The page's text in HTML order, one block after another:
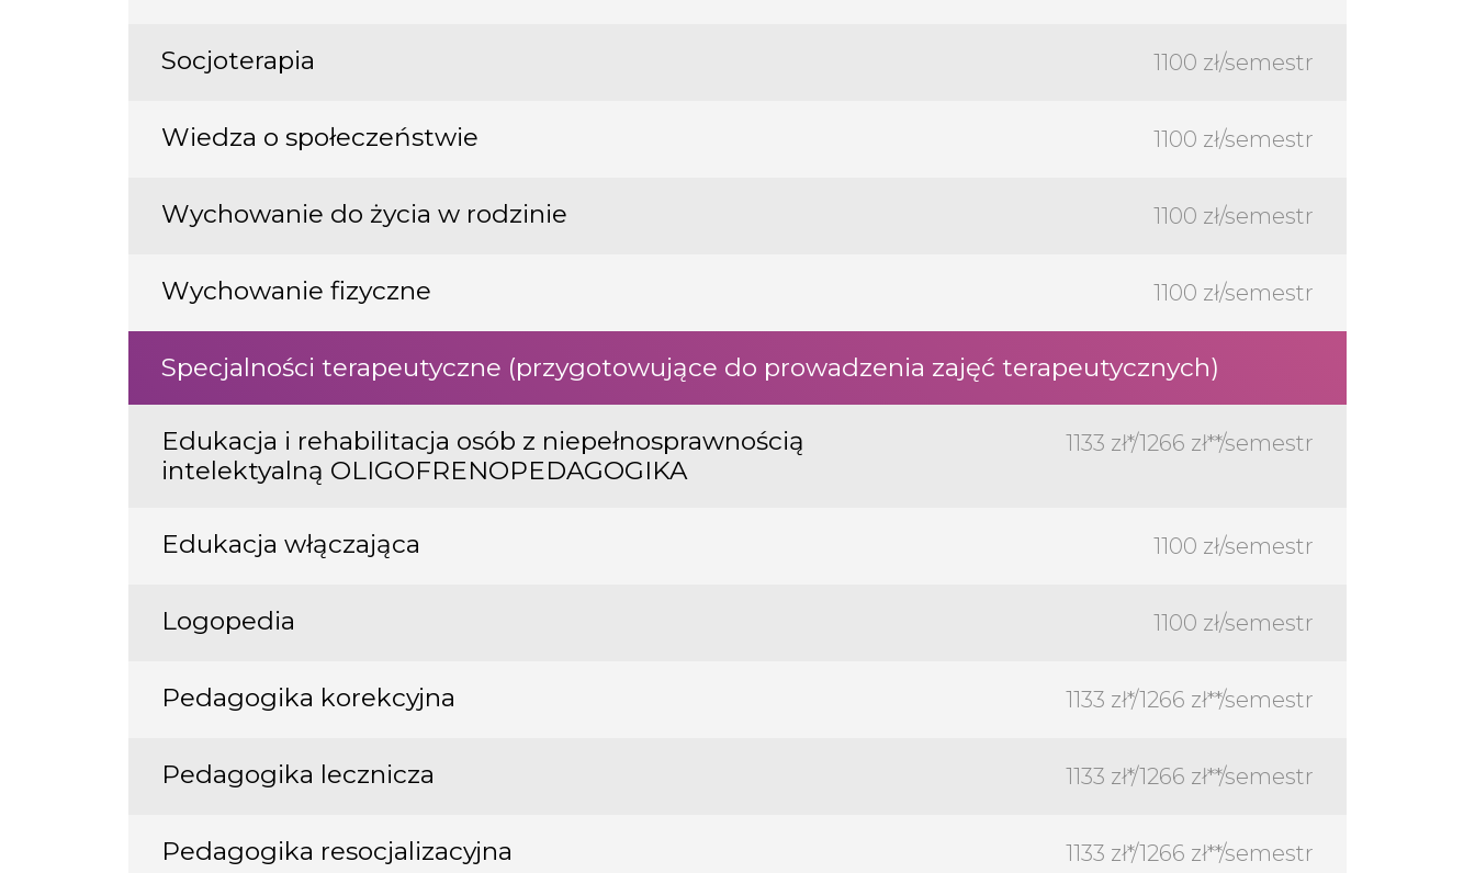
Socjoterapia 1100 zł/semestr
Wiedza o społeczeństwie 1100 zł/semestr
Wychowanie do życia w rodzinie 1100 zł/semestr
Wychowanie fizyczne 1100 zł/semestr
Specjalności terapeutyczne (przygotowujące do prowadzenia zajęć terapeutycznych)
Edukacja i rehabilitacja osób z niepełnosprawnością
intelektyalną OLIGOFRENOPEDAGOGIKA
1133 zł*/1266 zł**/semestr
Edukacja włączająca 1100 zł/semestr
Logopedia 1100 zł/semestr
Pedagogika korekcyjna 1133 zł*/1266 zł**/semestr
Pedagogika lecznicza 1133 zł*/1266 zł**/semestr
Pedagogika resocjalizacyjna 1133 zł*/1266 zł**/semestr